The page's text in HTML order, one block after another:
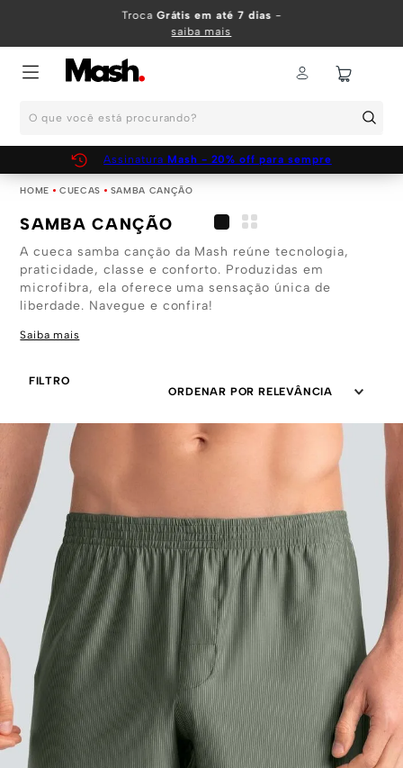
Troca Grátis em até 7 dias -
saiba mais
Assinatura Mash - 20% off para sempre
CUECAS SAMBA CANÇÃO
SAMBA CANÇÃO
A cueca samba canção da Mash reúne tecnologia,
praticidade, classe e conforto. Produzidas em
microfibra, ela oferece uma sensação única de
liberdade. Navegue e confira!
Saiba mais
FILTRO
ORDENAR POR RELEVÂNCIA
TERMOS MAIS BUSCADOS
BOXER
5º SUNGA
6º CUECA
7º MEIA
8º KIT CUECA
9º KIT CUECAS
10º KIT CUECA BOXER